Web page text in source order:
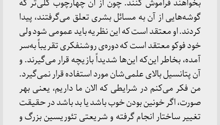
بخواهند فراموش کنند. چون از آن چهارچوب کلی‌تر که
گوشه‌هایی از آن به مسائل بشری تعلق می‌گرفتند، پیدا
کردند. او معتقد است که این نظریه باید عمومی شود ولی
خود فوکو معتقد است که دوره‌ی روشنفکری تقریباً به‌سر
آمده، بخاطر این‌که این‌ها شدیداً بازیچه قرار می‌گیرند. و
آن پتانسیل بالای علمی‌شان مورد استفاده قرار نمی‌گیرد.
من فکر می‌کنم در شرایطی که الان ما داریم، یعنی بهر
صورت، اگر خونین بودن خوب باشد یا بد باشد در حقیقت
تغییر ساختار انجام گرفته و شریعتی تئوریسین بزرگ و